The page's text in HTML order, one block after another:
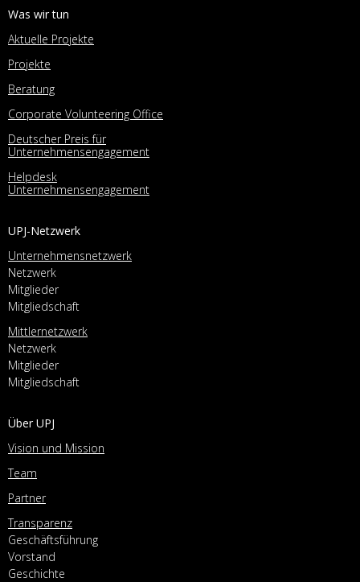
Was wir tun
Aktuelle Projekte
Projekte
Beratung
Corporate Volunteering Office
Deutscher Preis für
Unternehmensengagement
Helpdesk
Unternehmensengagement
UPJ-Netzwerk
Unternehmensnetzwerk
Netzwerk
Mitglieder
Mitgliedschaft
Mittlernetzwerk
Netzwerk
Mitglieder
Mitgliedschaft
Über UPJ
Vision und Mission
Team
Partner
Transparenz
Geschäftsführung
Vorstand
Geschichte